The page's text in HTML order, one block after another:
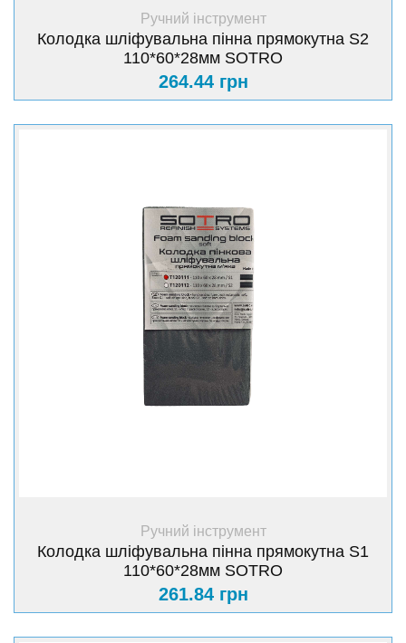
+ Купити
Ручний інструмент
Колодка шліфувальна пінна прямокутна S2
110*60*28мм SOTRO
264.44 грн
+ Купити
Ручний інструмент
Колодка шліфувальна пінна прямокутна S1
110*60*28мм SOTRO
261.84 грн